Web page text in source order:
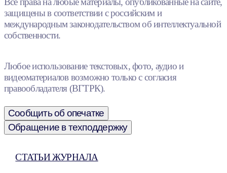
защищены в соответствии с российским и
международным законодательством об интеллектуальной
собственности.
Любое использование текстовых, фото, аудио и
видеоматериалов возможно только с согласия
правообладателя (ВГТРК).
Сообщить об опечатке
Обращение в техподдержку
СТАТЬИ ЖУРНАЛА